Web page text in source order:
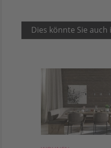
Dies könnte Sie